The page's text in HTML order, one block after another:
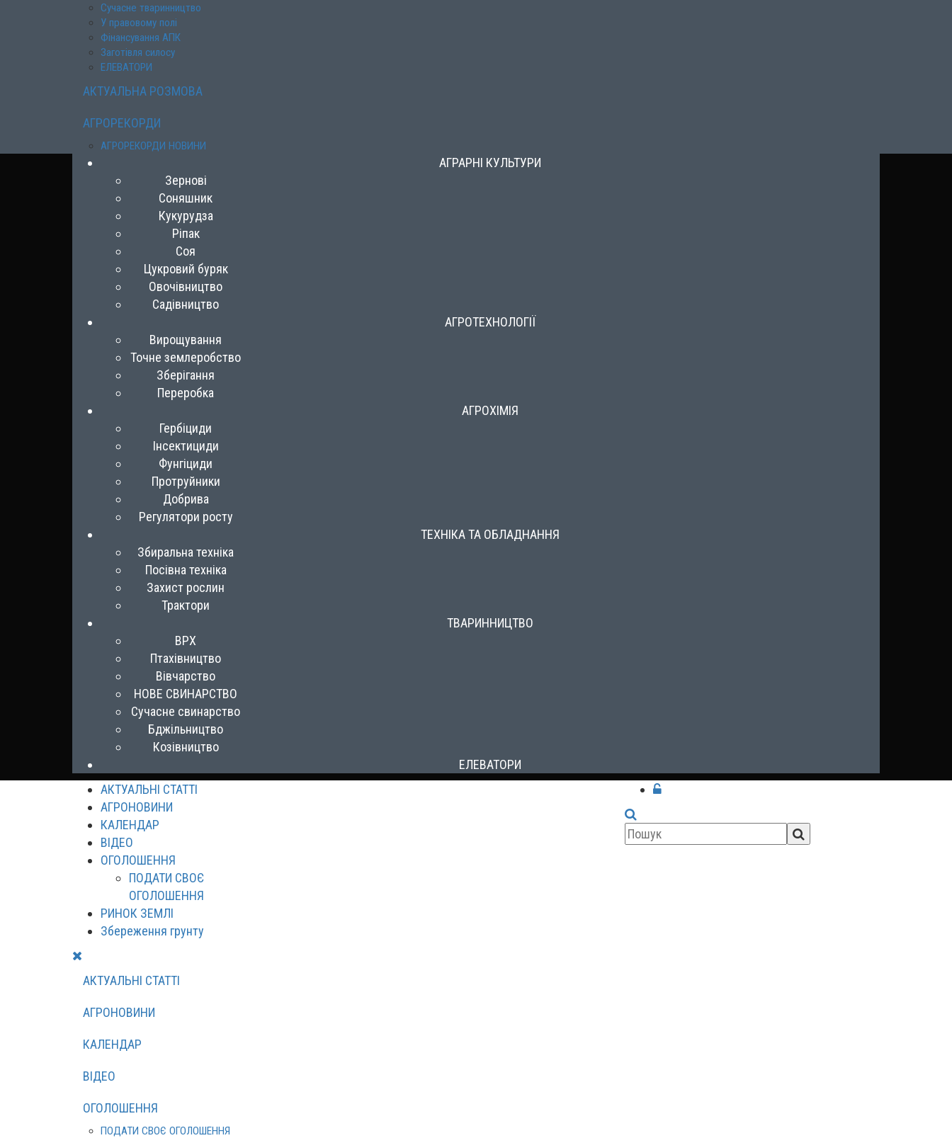
Сучасне тваринництво
У правовому полі
Фінансування АПК
Заготівля силосу
ЕЛЕВАТОРИ
АКТУАЛЬНА РОЗМОВА
АГРОРЕКОРДИ
АГРОРЕКОРДИ НОВИНИ
АГРАРНІ КУЛЬТУРИ
Зернові
Соняшник
Кукурудза
Ріпак
Соя
Цукровий буряк
Овочівництво
Садівництво
АГРОТЕХНОЛОГІЇ
Вирощування
Точне землеробство
Зберігання
Переробка
АГРОХІМІЯ
Гербіциди
Інсектициди
Фунгіциди
Протруйники
Добрива
Регулятори росту
ТЕХНІКА ТА ОБЛАДНАННЯ
Збиральна техніка
Посівна техніка
Захист рослин
Трактори
ТВАРИННИЦТВО
ВРХ
Птахівництво
Вівчарство
НОВЕ СВИНАРСТВО
Сучасне свинарство
Бджільництво
Козівництво
ЕЛЕВАТОРИ
АКТУАЛЬНІ СТАТТІ
АГРОНОВИНИ
КАЛЕНДАР
ВІДЕО
ОГОЛОШЕННЯ
ПОДАТИ СВОЄ
ОГОЛОШЕННЯ
РИНОК ЗЕМЛІ
Збереження грунту
АКТУАЛЬНІ СТАТТІ
АГРОНОВИНИ
КАЛЕНДАР
ВІДЕО
ОГОЛОШЕННЯ
ПОДАТИ СВОЄ ОГОЛОШЕННЯ